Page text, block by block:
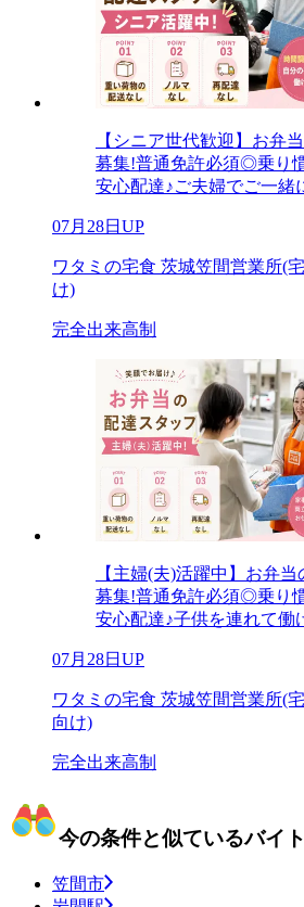
【シニア世代歓迎】お弁
募集!普通免許必須◎乗り
安心配達♪ご夫婦でご一緒
07月28日UP
ワタミの宅食 茨城笠間営業所(
け)
完全出来高制
【主婦(夫)活躍中】お弁
募集!普通免許必須◎乗り
安心配達♪子供を連れて働
07月28日UP
ワタミの宅食 茨城笠間営業所(
向け)
完全出来高制
今の条件と似ているバイ
笠間市